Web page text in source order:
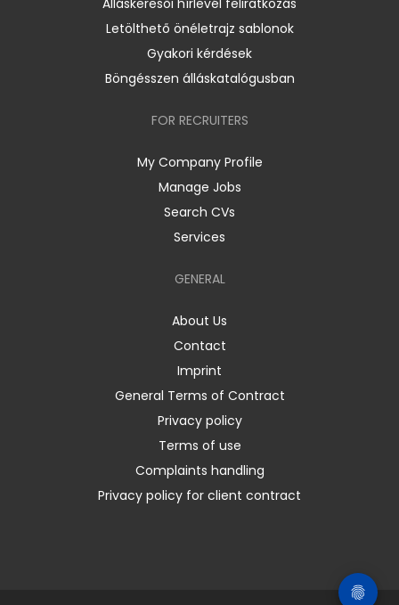
Álláskeresői hírlevél feliratkozás
Letölthető önéletrajz sablonok
Gyakori kérdések
Böngésszen álláskatalógusban
FOR RECRUITERS
My Company Profile
Manage Jobs
Search CVs
Services
GENERAL
About Us
Contact
Imprint
General Terms of Contract
Privacy policy
Terms of use
Complaints handling
Privacy policy for client contract